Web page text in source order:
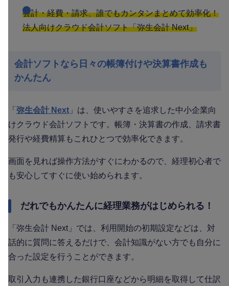
会計・経費・請求、誰でもカンタンまとめて効率化！
法人向けクラウド会計ソフト「弥生会計 Next」
会計ソフトなら日々の帳簿付けや決算書作成も
かんたん
「 弥生会計 Next 」は、使いやすさを追求した中小企業向
けクラウド会計ソフトです。帳簿・決算書の作成、請求書
発行や経費精算もこれひとつで効率化できます。
画面を見れば操作方法がすぐにわかるので、経理初心者で
も安心してすぐに使い始められます。
だれでもかんたんに経理業務がはじめられる！
「弥生会計 Next」では、利用開始の初期設定などは、対
話的に質問に答えるだけで、会計知識がない方でも自分に
合った設定を行うことができます。
取引入力も連携した銀行口座などから明細を取得して仕訳